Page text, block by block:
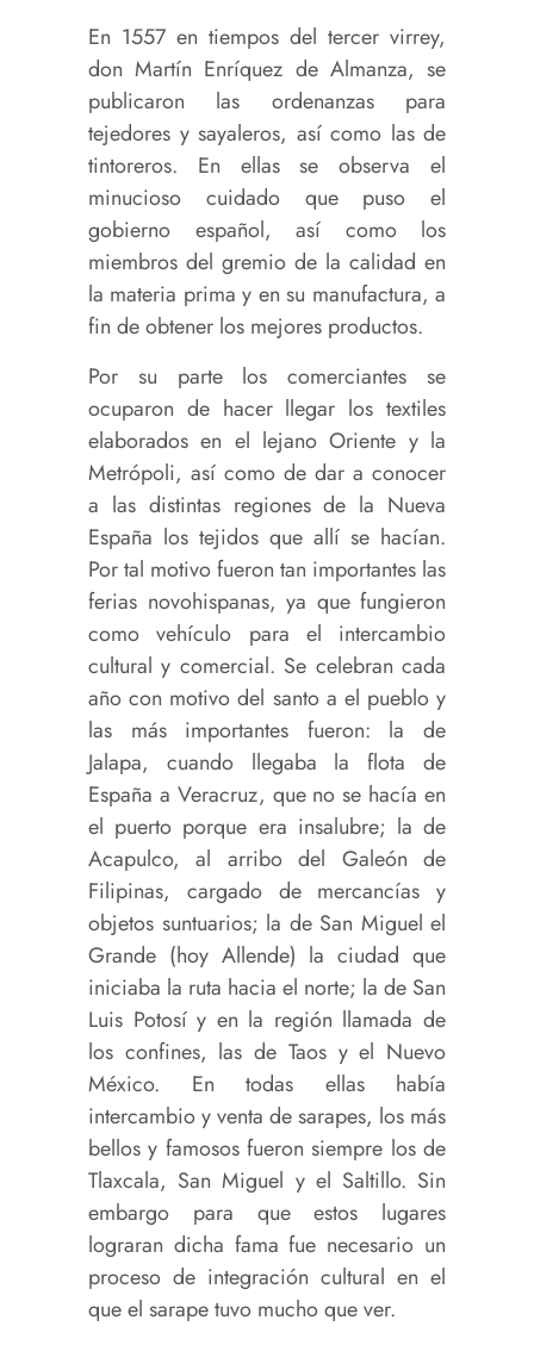
En 1557 en tiempos del tercer virrey,
don Martín Enríquez de Almanza, se
publicaron las ordenanzas para
tejedores y sayaleros, así como las de
tintoreros. En ellas se observa el
minucioso cuidado que puso el
gobierno español, así como los
miembros del gremio de la calidad en
la materia prima y en su manufactura, a
fin de obtener los mejores productos.
Por su parte los comerciantes se
ocuparon de hacer llegar los textiles
elaborados en el lejano Oriente y la
Metrópoli, así como de dar a conocer
a las distintas regiones de la Nueva
España los tejidos que allí se hacían.
Por tal motivo fueron tan importantes las
ferias novohispanas, ya que fungieron
como vehículo para el intercambio
cultural y comercial. Se celebran cada
año con motivo del santo a el pueblo y
las más importantes fueron: la de
Jalapa, cuando llegaba la flota de
España a Veracruz, que no se hacía en
el puerto porque era insalubre; la de
Acapulco, al arribo del Galeón de
Filipinas, cargado de mercancías y
objetos suntuarios; la de San Miguel el
Grande (hoy Allende) la ciudad que
iniciaba la ruta hacia el norte; la de San
Luis Potosí y en la región llamada de
los confines, las de Taos y el Nuevo
México. En todas ellas había
intercambio y venta de sarapes, los más
bellos y famosos fueron siempre los de
Tlaxcala, San Miguel y el Saltillo. Sin
embargo para que estos lugares
lograran dicha fama fue necesario un
proceso de integración cultural en el
que el sarape tuvo mucho que ver.